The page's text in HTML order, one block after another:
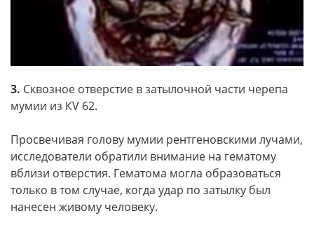
3. Сквозное отверстие в затылочной части черепа
мумии из КV 62.
Просвечивая голову мумии рентгеновскими лучами,
исследователи обратили внимание на гематому
вблизи отверстия. Гематома могла образоваться
только в том случае, когда удар по затылку был
нанесен живому человеку.